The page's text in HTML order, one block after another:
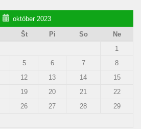
október 2023
Št Pi So
Ne
1
5 6 7
8
12 13 14
15
19 20 21
22
26 27 28
29